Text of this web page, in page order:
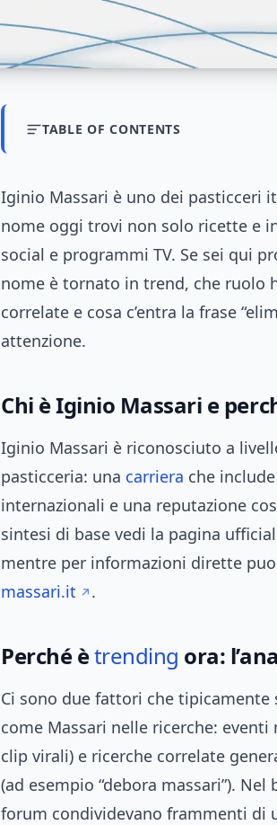
TABLE OF CONTENTS
Iginio Massari è uno dei pasticceri
nome oggi trovi non solo ricette e
social e programmi TV. Se sei qui
nome è tornato in trend, che ruolo
correlate e cosa c’entra la frase
attenzione.
Chi è Iginio Massari e
Iginio Massari è riconosciuto a
pasticceria: una carriera che
internazionali e una reputazione
sintesi di base vedi la pagina
mentre per informazioni dirette
massari.it
.
Perché ètrending ora:
Ci sono due fattori che
come Massari nelle ricerche:
clip virali) e ricerche correlate
(ad esempio “debora massari”).
forum condividevano frammenti di